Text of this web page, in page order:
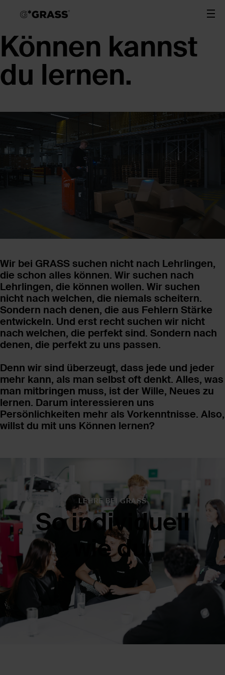
Können kannst
du lernen.
Wir bei GRASS suchen nicht nach Lehrlingen,
die schon alles können. Wir suchen nach
Lehrlingen, die können wollen. Wir suchen
nicht nach welchen, die niemals scheitern.
Sondern nach denen, die aus Fehlern Stärke
entwickeln. Und erst recht suchen wir nicht
nach welchen, die perfekt sind. Sondern nach
denen, die perfekt zu uns passen.
Denn wir sind überzeugt, dass jede und jeder
mehr kann, als man selbst oft denkt. Alles, was
man mitbringen muss, ist der Wille, Neues zu
lernen. Darum interessieren uns
Persönlichkeiten mehr als Vorkenntnisse. Also,
willst du mit uns Können lernen?
LEHRE BEI GRASS
So individuell
wie du.